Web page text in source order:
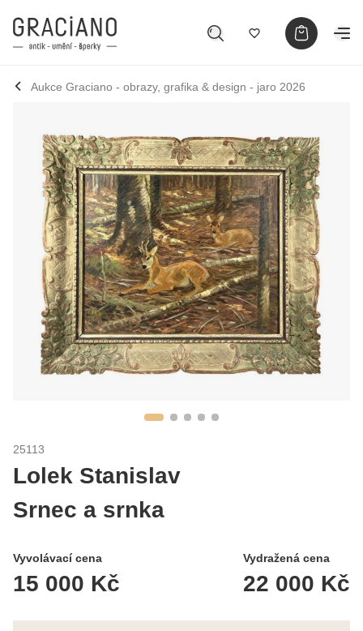
Aukce Graciano - obrazy, grafika & design - jaro 2026
25113
Lolek Stanislav
Srnec a srnka
Vyvolávací cena
15 000 Kč
Vydražená cena
22 000 Kč